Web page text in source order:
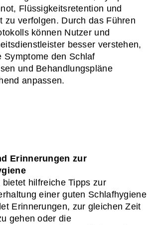
Flüssigkeitsretention und
zu verfolgen. Durch das Führen
können Nutzer und
besser verstehen,
Symptome den Schlaf
und Behandlungspläne
anpassen.
Erinnerungen zur
einer guten Schlafhygiene
Erinnerungen, zur gleichen Zeit
gehen oder die